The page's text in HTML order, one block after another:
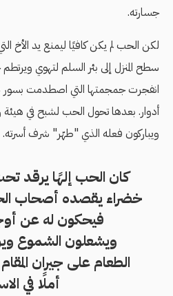
جسارته.
لكن الحب لم يكن كافيًا ليمنع يد الأخ
سطح المنزل إلى بئر السلم لتهوي
انفجرت جمجمتها التي اصطدمت بسور
أدوار. بعدها تحول الحب لشبح في هيئة
ويباركون فعله الذي "طهّر" شرف أسرته.
كان الحب إلهًا يرقد
خضراء يقصده أصحاب
فيحكون له عن
ويشعلون الشموع
الطعام على جيران
أملًا في